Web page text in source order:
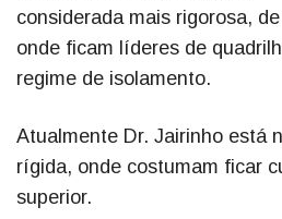
considerada mais rigorosa,
onde ficam líderes de
regime de isolamento.
Atualmente Dr. Jairinho está
rígida, onde costumam ficar
superior.